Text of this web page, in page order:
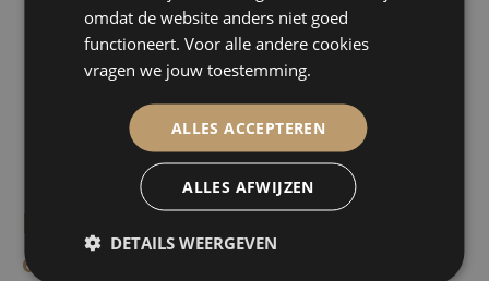
Foodsharing: om samen te genieten van diverse keuzes.
Vergelijk 8 cateringformules voor jouw event!
Hoeveel tijd op voorhand plan je best
een bedrijfsevent?
omdat de website anders niet goed
functioneert. Voor alle andere cookies
vragen we jouw toestemming.
ALLES ACCEPTEREN
ALLES AFWIJZEN
DETAILS WEERGEVEN